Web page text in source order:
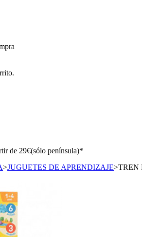
de 29€(sólo península)*
>JUGUETES DE APRENDIZAJE>TREN